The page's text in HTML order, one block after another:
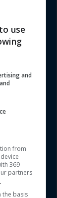
use
and
from
369
partners
the basis